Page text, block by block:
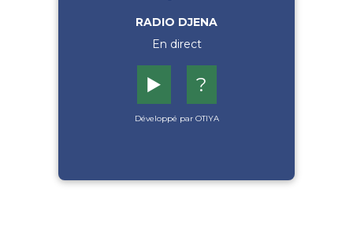
RADIO DJENA
En direct
▶️ ?
Développé par OTIYA